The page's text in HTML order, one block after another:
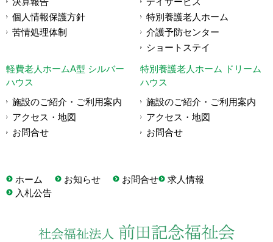
個人情報保護方針
苦情処理体制
特別養護老人ホーム
介護予防センター
ショートステイ
軽費老人ホームA型 シルバー
ハウス
施設のご紹介・ご利用案内
アクセス・地図
お問合せ
特別養護老人ホーム ドリーム
ハウス
施設のご紹介・ご利用案内
アクセス・地図
お問合せ
ホーム お知らせ お問合せ
求人情報
入札公告